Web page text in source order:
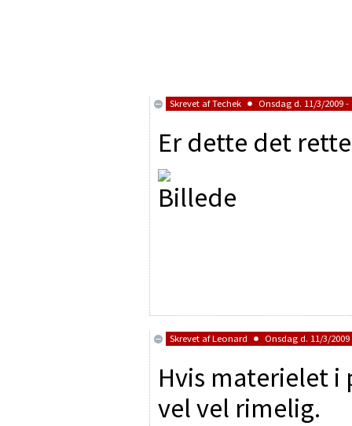
Skrevet afTechek Onsdag d. 11/3/2009 -
Er dette det
Skrevet afLeonard Onsdag d. 11/3/2009
Hvis materielet i
vel vel rimelig.